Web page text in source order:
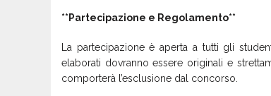
**Partecipazione e Regolamento**
La partecipazione è aperta a tutti gli
elaborati dovranno essere originali e
comporterà l’esclusione dal concorso.